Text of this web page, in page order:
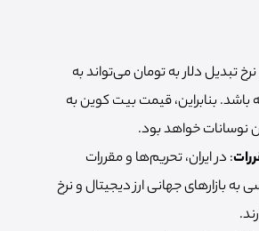
تبدیل دلار به تومان می‌تواند به
بنابراین، قیمت بیت کوین به
نوسانات خواهد بود.
: در ایران، تحریم‌ها و مقررات
به بازارهای جهانی ارز دیجیتال و نرخ